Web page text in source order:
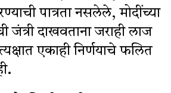
पात्रता नसलेले, मोदींच्या
जंत्री दाखवताना जराही लाज
एकाही निर्णयाचे फलित